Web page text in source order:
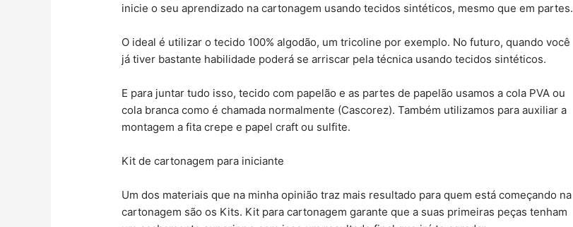
inicie o seu aprendizado na cartonagem usando tecidos sintéticos, mesmo que em partes.
O ideal é utilizar o tecido 100% algodão, um tricoline por exemplo. No futuro, quando você
já tiver bastante habilidade poderá se arriscar pela técnica usando tecidos sintéticos.
E para juntar tudo isso, tecido com papelão e as partes de papelão usamos a cola PVA ou
cola branca como é chamada normalmente (Cascorez). Também utilizamos para auxiliar a
montagem a fita crepe e papel craft ou sulfite.
Kit de cartonagem para iniciante
Um dos materiais que na minha opinião traz mais resultado para quem está começando na
cartonagem são os Kits. Kit para cartonagem garante que a suas primeiras peças tenham